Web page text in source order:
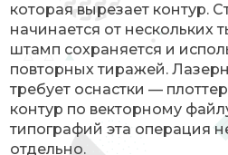
которая вырезает контур.
начинается от нескольких
штамп сохраняется и
повторных тиражей.
требует оснастки —
контур по векторному
типографий эта операция
отдельно.